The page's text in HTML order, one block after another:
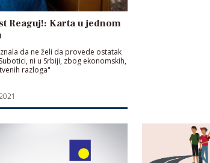
Reaguj!: Karta u jednom
da ne želi da provede ostatak
ni u Srbiji, zbog ekonomskih,
razloga"